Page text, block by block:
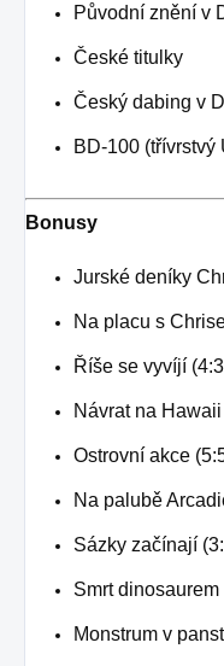
Původní znění v
České titulky
Český dabing v
BD-100 (třívrstvý
Bonusy
Jurské deníky
Na placu s
Říše se vyvíjí
Návrat na
Ostrovní akce
Na palubě
Sázky začínají
Smrt dinosaurem
Monstrum v